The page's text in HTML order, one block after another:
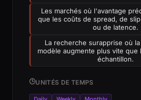
Les marchés où l'avantage
que les coûts de spread, de
ou de latence.
La recherche surapprise où
modèle augmente plus vite que
échantillon.
🕒UNITÉS DE TEMPS